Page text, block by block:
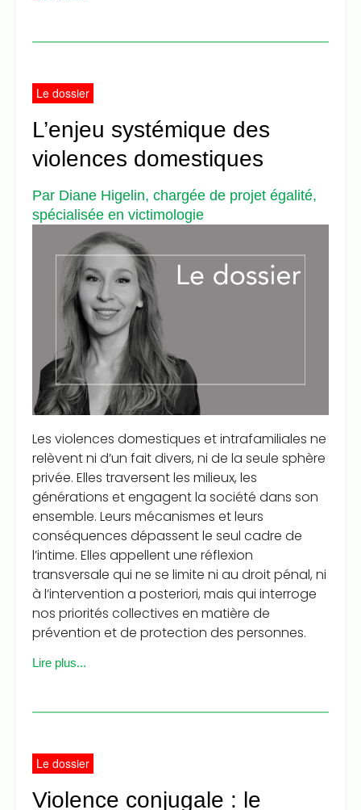
Le dossier
L’enjeu systémique des
violences domestiques
Par Diane Higelin, chargée de projet égalité,
spécialisée en victimologie
Les violences domestiques et intrafamiliales ne
relèvent ni d’un fait divers, ni de la seule sphère
privée. Elles traversent les milieux, les
générations et engagent la société dans son
ensemble. Leurs mécanismes et leurs
conséquences dépassent le seul cadre de
l’intime. Elles appellent une réflexion
transversale qui ne se limite ni au droit pénal, ni
à l’intervention a posteriori, mais qui interroge
nos priorités collectives en matière de
prévention et de protection des personnes.
Lire plus...
Le dossier
Violence conjugale : le